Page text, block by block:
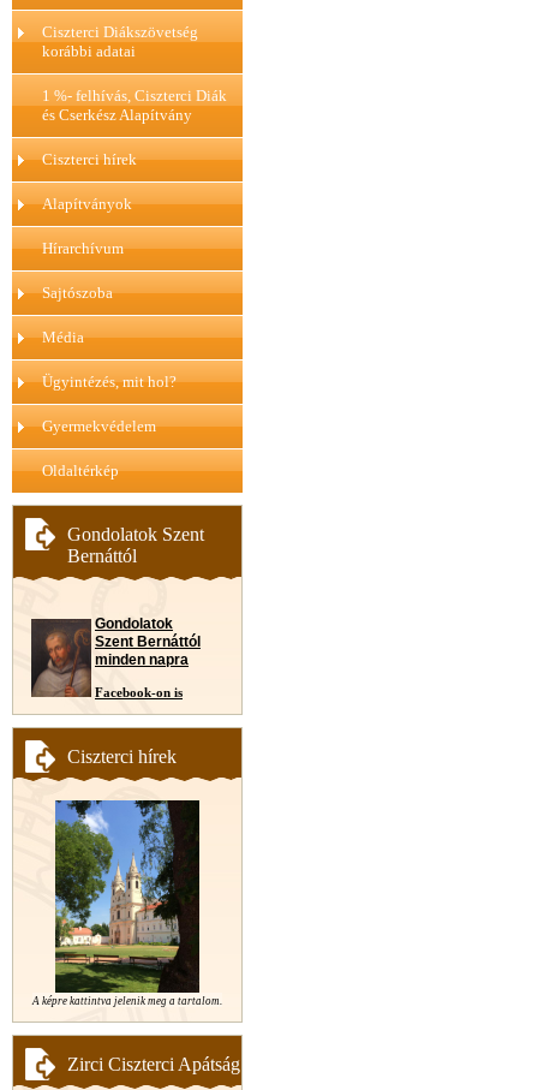
Ciszterci Diákszövetség
korábbi adatai
1 %- felhívás, Ciszterci Diák
és Cserkész Alapítvány
Ciszterci hírek
Alapítványok
Hírarchívum
Sajtószoba
Média
Ügyintézés, mit hol?
Gyermekvédelem
Oldaltérkép
Gondolatok Szent
Bernáttól
Gondolatok
Szent Bernáttól
minden napra
Facebook-on is
Ciszterci hírek
A képre kattintva jelenik meg a tartalom.
Zirci Ciszterci Apátság